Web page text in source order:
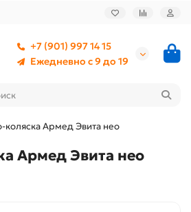
+7 (901) 997 14 15
Ежедневно с 9 до 19
коляска Армед Эвита нео
Армед Эвита нео